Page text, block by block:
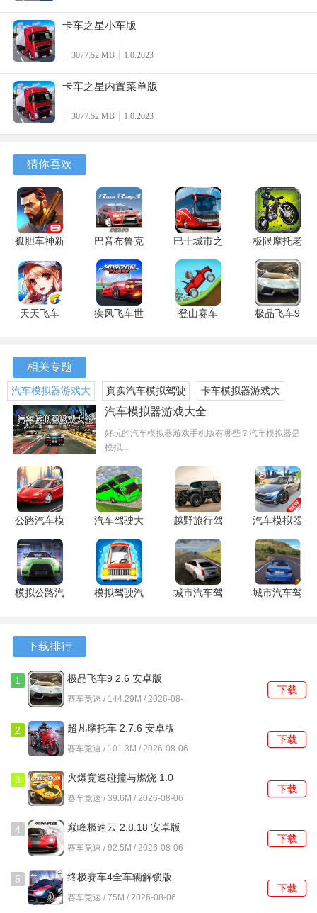
5、在运输过程中，玩家通过下方地图导航至运输终点，但在
运输途中注意系好安全带（安全带时刹车上方的红色图
款扣钱，还会造成货损。
6、然后跟着导航到达送货点时，完成卸货。
此提升等级和升级卡车性能。
卡车之星怎么安装ETC？
1、打开卡车之星游戏后，点击左下方“改装”；
2、然后找到ETC，并确定ETC设备的安装方向，将ETC设备
安装在车辆前挡风玻璃的中上部；
3、插入ETC卡，激活ETC设备，安装完成；
4、ETC（电子收费），中文翻译是电子收费系统，是高速公
路或桥梁的自动收费系统。
1、在车辆行驶的过程中，我们首先需要先踩刹车把车给停
卡车之星小车版
3077.52 MB 1.0.2023
卡车之星内置菜单版
3077.52 MB 1.0.2023
猜你喜欢
孤胆车神新
2.2.1b 最新
版
巴音布鲁克
拉力赛 1.5
安卓版
巴士城市之
旅 1.3.4 安
卓版
极限摩托老
版本 1.31
安卓版
天天飞车
疾风飞车世
登山赛车
极品飞车9
相关专题
汽车模拟器游戏大
全
真实汽车模拟驾驶
游戏大全
卡车模拟器游戏大
汽车模拟器游戏大全
好玩的汽车模拟器游戏手机版有哪些？汽车模拟器是
模拟...
公路汽车模
拟器2 1.0.5
最新版
汽车驾驶大
师 1.0.4 最
新版
越野旅行驾
驶汽车 1.2
安卓版
汽车模拟器
城市驾驶
1.1.4 安卓
版
模拟公路汽
模拟驾驶汽
城市汽车驾
城市汽车驾
下载排行
1 极品飞车9 2.6 安卓版
赛车竞速 / 144.29M / 2026-08-
下载
2 超凡摩托车 2.7.6 安卓版
赛车竞速 / 101.3M / 2026-08-06
下载
3 火爆竞速碰撞与燃烧 1.0
赛车竞速 / 39.6M / 2026-08-06
下载
4 巅峰极速云 2.8.18 安卓版
赛车竞速 / 92.5M / 2026-08-06
下载
5 终极赛车4全车辆解锁版
赛车竞速 / 75M / 2026-08-06
下载